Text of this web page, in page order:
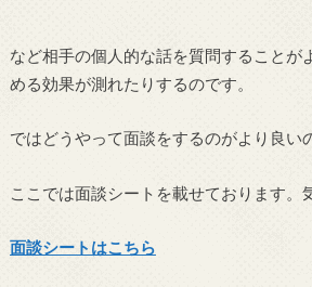
など相手の個人的な話を質問することが
める効果が測れたりするのです。
ではどうやって面談をするのがより良い
ここでは面談シートを載せております。
面談シートはこちら